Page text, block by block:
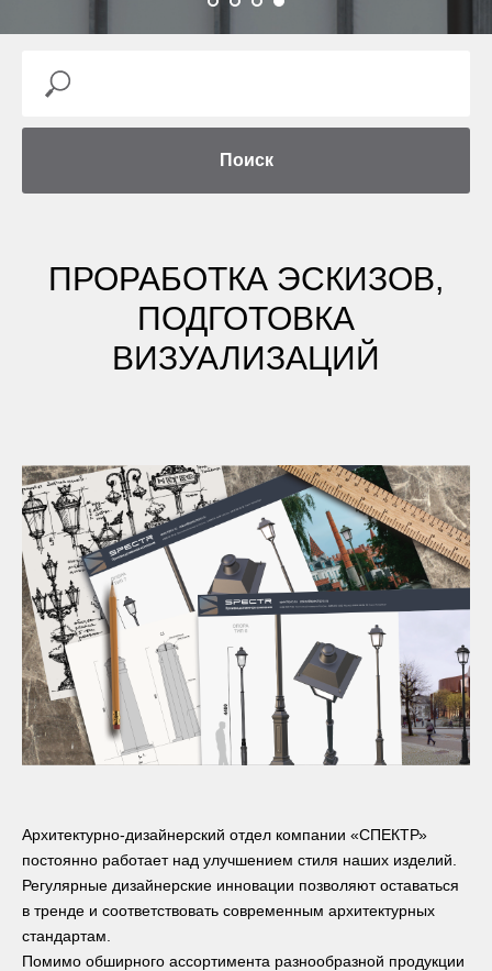
Поиск
ПРОРАБОТКА ЭСКИЗОВ,
ПОДГОТОВКА
ВИЗУАЛИЗАЦИЙ
Архитектурно-дизайнерский отдел компании «СПЕКТР»
постоянно работает над улучшением стиля наших изделий.
Регулярные дизайнерские инновации позволяют оставаться
в тренде и соответствовать современным архитектурных
стандартам.
Помимо обширного ассортимента разнообразной продукции